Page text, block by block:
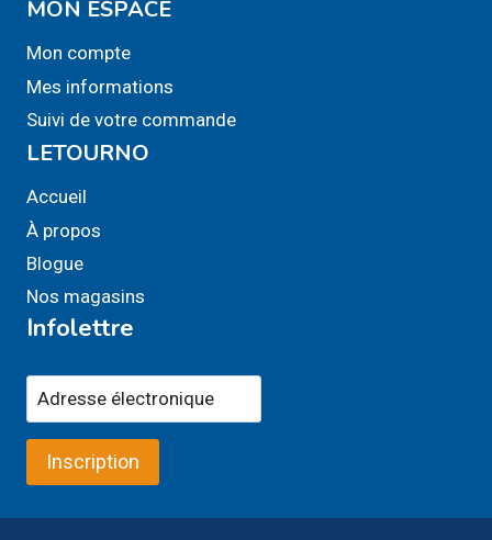
MON ESPACE
Mon compte
Mes informations
Suivi de votre commande
LETOURNO
Accueil
À propos
Blogue
Nos magasins
Infolettre
Inscription